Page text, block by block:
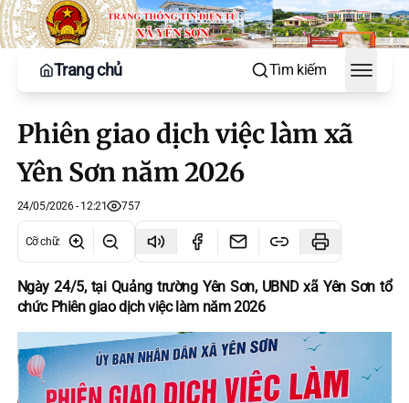
Trang chủ Tìm kiếm
Toggle
Phiên giao dịch việc làm xã
Yên Sơn năm 2026
24/05/2026 - 12:21 757
Cỡ chữ:
Ngày 24/5, tại Quảng trường Yên Sơn, UBND xã Yên Sơn tổ
chức Phiên giao dịch việc làm năm 2026